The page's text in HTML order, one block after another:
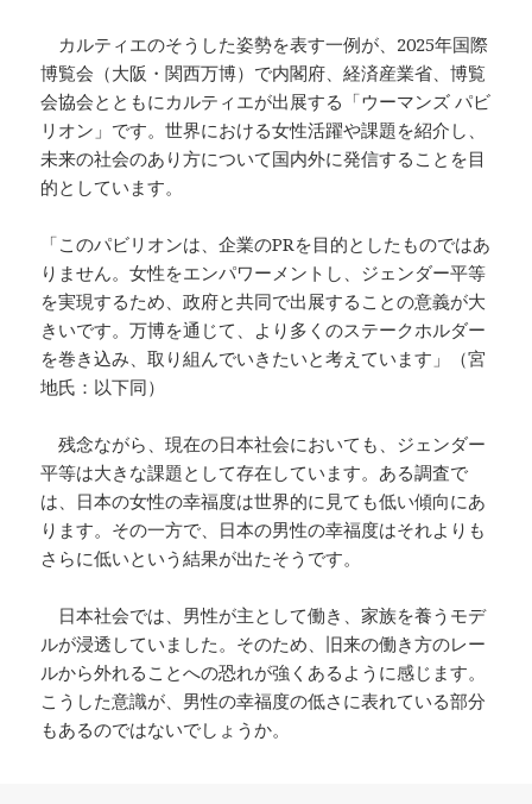
カルティエのそうした姿勢を表す一例が、2025年国際
博覧会（大阪・関西万博）で内閣府、経済産業省、博覧
会協会とともにカルティエが出展する「ウーマンズ パビ
リオン」です。世界における女性活躍や課題を紹介し、
未来の社会のあり方について国内外に発信することを目
的としています。
「このパビリオンは、企業のPRを目的としたものではあ
りません。女性をエンパワーメントし、ジェンダー平等
を実現するため、政府と共同で出展することの意義が大
きいです。万博を通じて、より多くのステークホルダー
を巻き込み、取り組んでいきたいと考えています」（宮
地氏：以下同）
残念ながら、現在の日本社会においても、ジェンダー
平等は大きな課題として存在しています。ある調査で
は、日本の女性の幸福度は世界的に見ても低い傾向にあ
ります。その一方で、日本の男性の幸福度はそれよりも
さらに低いという結果が出たそうです。
日本社会では、男性が主として働き、家族を養うモデ
ルが浸透していました。そのため、旧来の働き方のレー
ルから外れることへの恐れが強くあるように感じます。
こうした意識が、男性の幸福度の低さに表れている部分
もあるのではないでしょうか。